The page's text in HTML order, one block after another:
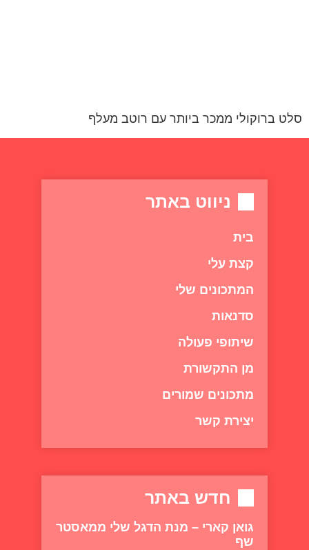
סלט ברוקולי ממכר ביותר עם רוטב מעלף
ניווט באתר
בית
קצת עלי
המתכונים שלי
סדנאות
שיתופי פעולה
מן התקשורת
מתכונים שמורים
יצירת קשר
חדש באתר
גואן קארי – מנת הדגל שלי ממאסטר
שף